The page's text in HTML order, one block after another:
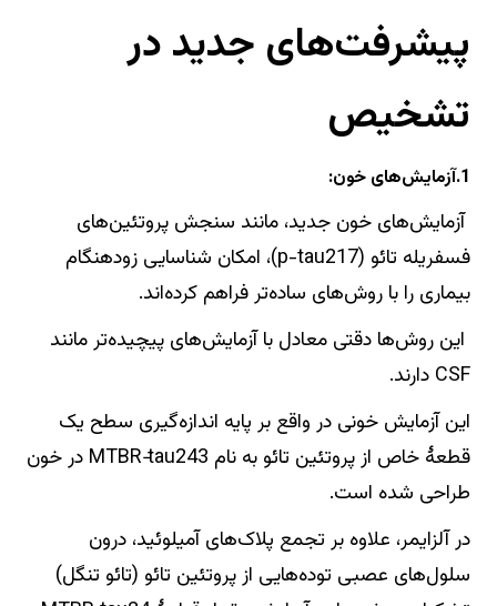
پیشرفت‌های جدید در
تشخیص
1.آزمایش‌های خون:
آزمایش‌های خون جدید، مانند سنجش پروتئین‌های
فسفریله تائو (p-tau217)، امکان شناسایی زودهنگام
بیماری را با روش‌های ساده‌تر فراهم کرده‌اند.
این روش‌ها دقتی معادل با آزمایش‌های پیچیده‌تر مانند
CSF دارند.
این آزمایش خونی در واقع بر پایه اندازه‌گیری سطح یک
قطعهٔ خاص از پروتئین تائو به نام MTBR‑tau243 در خون
طراحی شده است.
در آلزایمر، علاوه بر تجمع پلاک‌های آمیلوئید، درون
سلول‌های عصبی توده‌هایی از پروتئین تائو (تائو تنگل)